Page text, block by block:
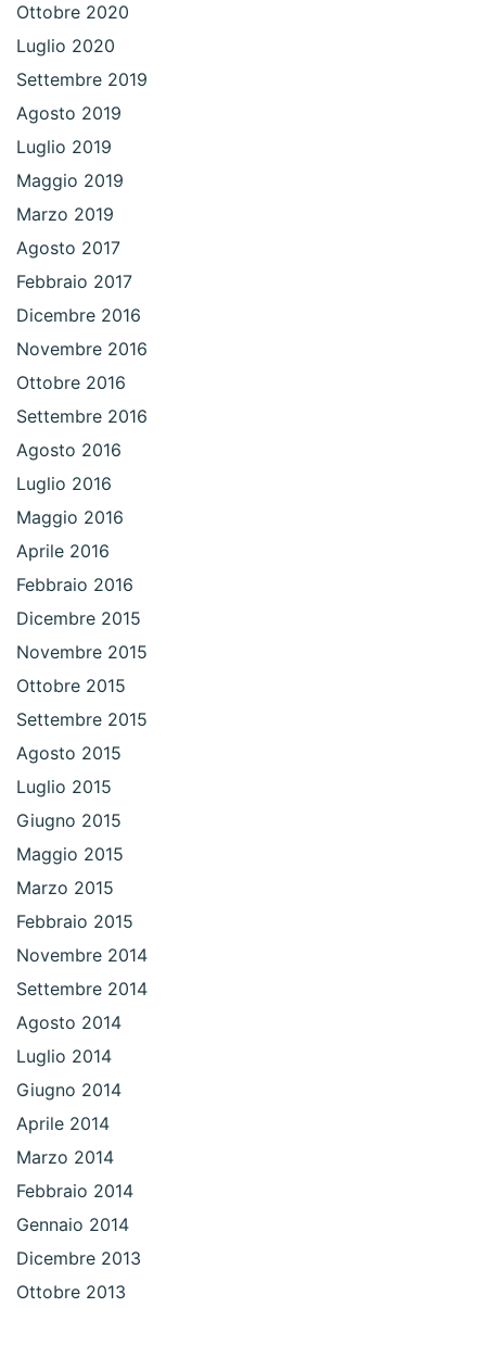
Ottobre 2020
Luglio 2020
Settembre 2019
Agosto 2019
Luglio 2019
Maggio 2019
Marzo 2019
Agosto 2017
Febbraio 2017
Dicembre 2016
Novembre 2016
Ottobre 2016
Settembre 2016
Agosto 2016
Luglio 2016
Maggio 2016
Aprile 2016
Febbraio 2016
Dicembre 2015
Novembre 2015
Ottobre 2015
Settembre 2015
Agosto 2015
Luglio 2015
Giugno 2015
Maggio 2015
Marzo 2015
Febbraio 2015
Novembre 2014
Settembre 2014
Agosto 2014
Luglio 2014
Giugno 2014
Aprile 2014
Marzo 2014
Febbraio 2014
Gennaio 2014
Dicembre 2013
Ottobre 2013